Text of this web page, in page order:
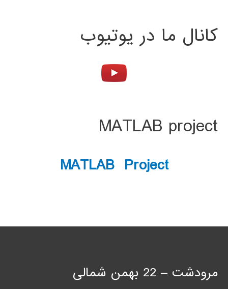
کانال ما در یوتیوب
MATLAB project
MATLAB Project
مرودشت – 22 بهمن شمالی